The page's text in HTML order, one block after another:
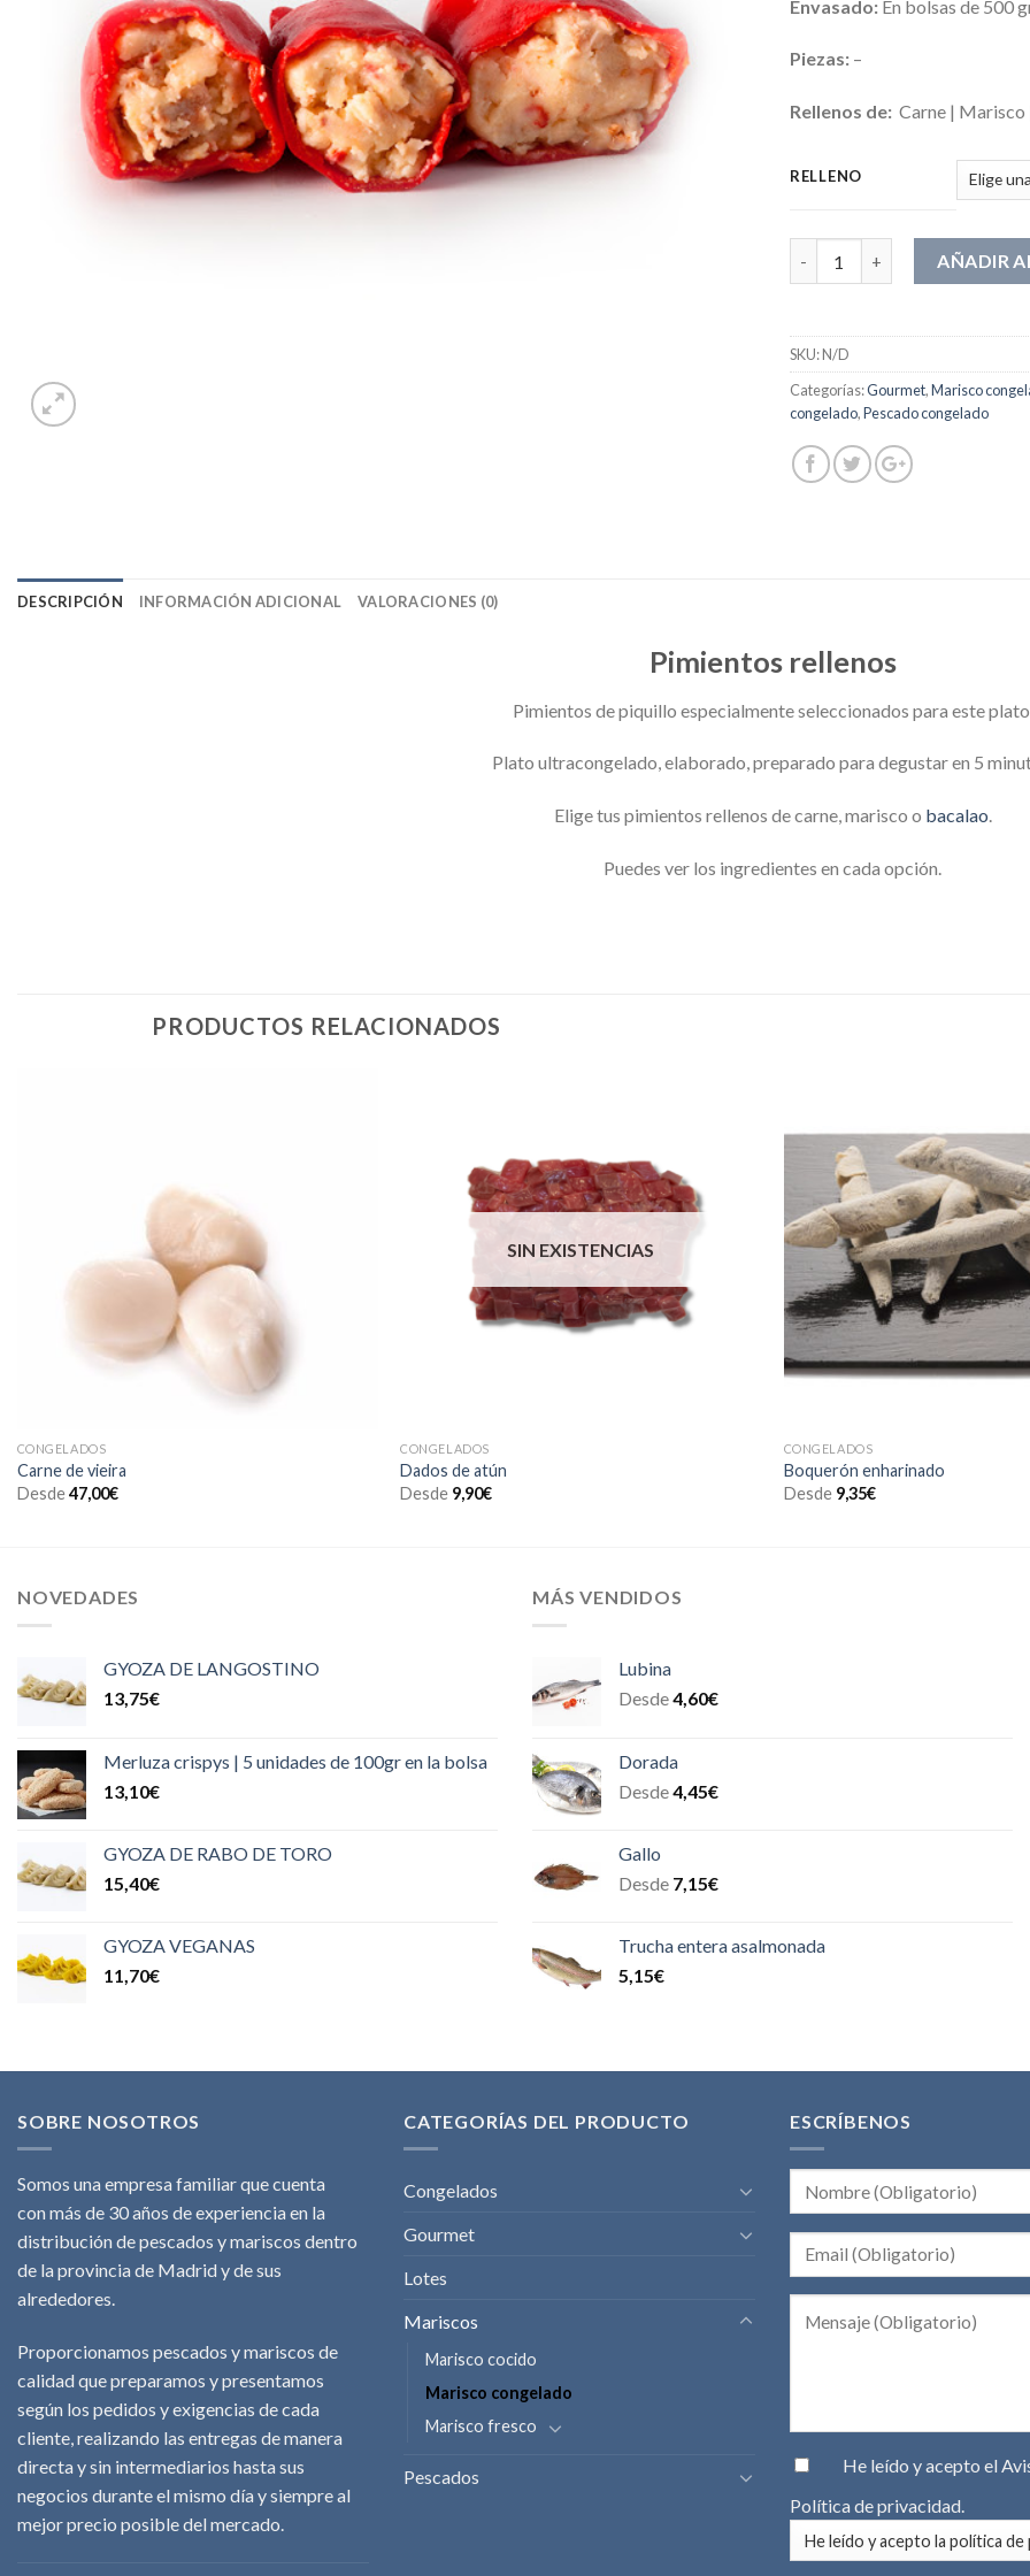
Envasado: En bolsas de 500
Piezas: –
Rellenos de: Carne | Marisco
RELLENO
AÑADIR
SKU:N/D
Categorías:Gourmet,Marisco
congelado,Pescado congelado
DESCRIPCIÓN INFORMACIÓN ADICIONAL VALORACIONES (0)
Pimientos rellenos
Pimientos de piquillo especialmente seleccionados para este plato.
Plato ultracongelado, elaborado, preparado para degustar en 5
Elige tus pimientos rellenos de carne, marisco o bacalao.
Puedes ver los ingredientes en cada opción.
PRODUCTOS RELACIONADOS
CONGELADOS
Carne de vieira
Desde47,00€
SIN EXISTENCIAS
CONGELADOS
Dados de atún
Desde 9,90€
CONGELADOS
Boquerón enharinado
Desde 9,35€
NOVEDADES
GYOZA DE LANGOSTINO
13,75€
Merluza crispys | 5 unidades de 100gr en la bolsa
13,10€
GYOZA DE RABO DE TORO
15,40€
GYOZA VEGANAS
11,70€
MÁS VENDIDOS
Lubina
Desde4,60€
Dorada
Desde4,45€
Gallo
Desde 7,15€
Trucha entera asalmonada
5,15€
SOBRE NOSOTROS
Somos una empresa familiar que cuenta
con más de 30 años de experiencia en la
distribución de pescados y mariscos dentro
de la provincia de Madrid y de sus
alrededores.
Proporcionamos pescados y mariscos de
calidad que preparamos y presentamos
según los pedidos y exigencias de cada
cliente, realizando las entregas de manera
directa y sin intermediarios hasta sus
negocios durante el mismo día y siempre al
mejor precio posible del mercado.
CATEGORÍAS DEL PRODUCTO
Congelados
Gourmet
Lotes
Mariscos
Marisco cocido
Marisco congelado
Marisco fresco
Pescados
ESCRÍBENOS
He leído y acepto el
Política de privacidad